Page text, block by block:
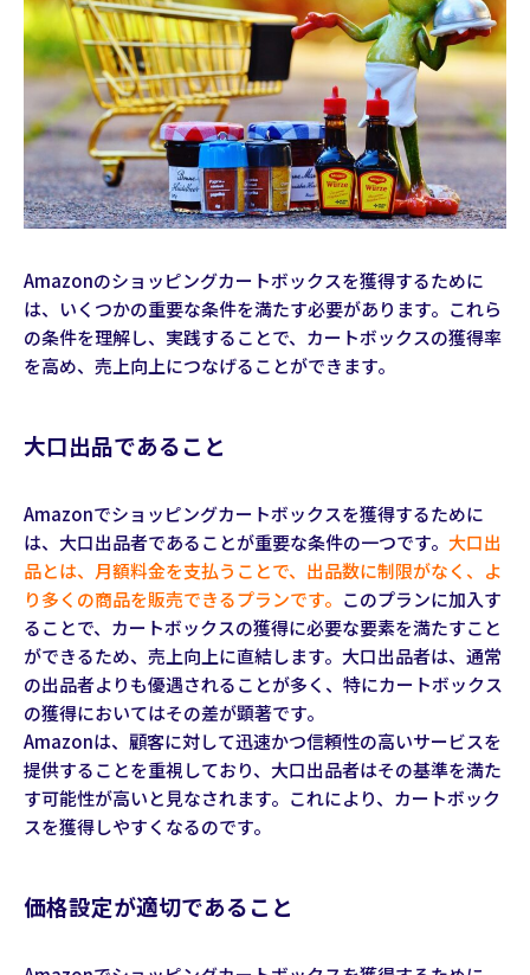
Amazonのショッピングカートボックスを獲得するために
は、いくつかの重要な条件を満たす必要があります。これら
の条件を理解し、実践することで、カートボックスの獲得率
を高め、売上向上につなげることができます。
大口出品であること
Amazonでショッピングカートボックスを獲得するために
は、大口出品者であることが重要な条件の一つです。 大口出
品とは、月額料金を支払うことで、出品数に制限がなく、よ
り多くの商品を販売できるプランです。 このプランに加入す
ることで、カートボックスの獲得に必要な要素を満たすこと
ができるため、売上向上に直結します。大口出品者は、通常
の出品者よりも優遇されることが多く、特にカートボックス
の獲得においてはその差が顕著です。
Amazonは、顧客に対して迅速かつ信頼性の高いサービスを
提供することを重視しており、大口出品者はその基準を満た
す可能性が高いと見なされます。これにより、カートボック
スを獲得しやすくなるのです。
価格設定が適切であること